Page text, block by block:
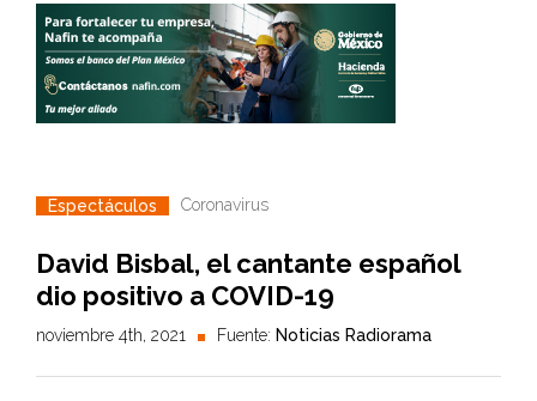
Espectáculos Coronavirus
David Bisbal, el cantante español
dio positivo a COVID-19
noviembre 4th, 2021 Fuente: Noticias Radiorama